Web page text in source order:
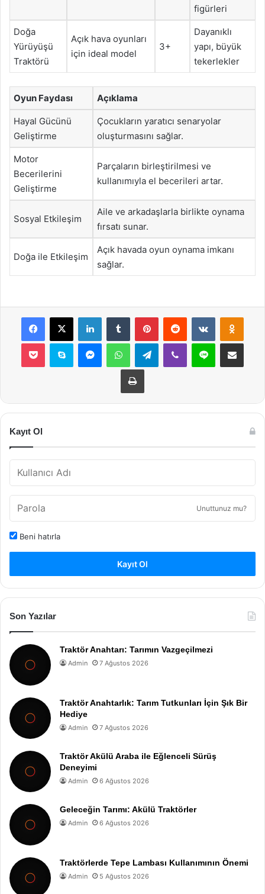
figürleri
Doğa
Yürüyüşü
Traktörü
Açık hava oyunları
için ideal model
3+
Dayanıklı
yapı, büyük
tekerlekler
Oyun Faydası Açıklama
Hayal Gücünü
Geliştirme
Çocukların yaratıcı senaryolar
oluşturmasını sağlar.
Motor
Becerilerini
Geliştirme
Parçaların birleştirilmesi ve
kullanımıyla el becerileri artar.
Sosyal Etkileşim
Aile ve arkadaşlarla birlikte oynama
fırsatı sunar.
Doğa ile Etkileşim
Açık havada oyun oynama imkanı
sağlar.
Facebook
X LinkedInTumblr PinterestReddit VKontakte
Pocket Skype MessengerWhatsAppTelegramViber Line E-Posta ile
Yazdır
Kayıt Ol
Unuttunuz mu?
Beni hatırla
Kayıt Ol
Son Yazılar
Traktör Anahtarı: Tarımın Vazgeçilmezi
Admin 7 Ağustos 2026
Traktör Anahtarlık: Tarım Tutkunları İçin Şık Bir
Hediye
Admin 7 Ağustos 2026
Traktör Akülü Araba ile Eğlenceli Sürüş
Deneyimi
Admin 6 Ağustos 2026
Geleceğin Tarımı: Akülü Traktörler
Admin 6 Ağustos 2026
Traktörlerde Tepe Lambası Kullanımının Önemi
Admin 5 Ağustos 2026